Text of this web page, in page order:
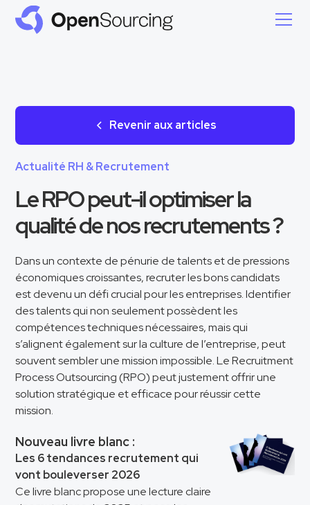
Revenir aux articles
Actualité RH & Recrutement
Le RPO peut-il optimiser la
qualité de nos recrutements ?
Dans un contexte de pénurie de talents et de pressions
économiques croissantes, recruter les bons candidats
est devenu un défi crucial pour les entreprises. Identifier
des talents qui non seulement possèdent les
compétences techniques nécessaires, mais qui
s’alignent également sur la culture de l’entreprise, peut
souvent sembler une mission impossible. Le Recruitment
Process Outsourcing (RPO) peut justement offrir une
solution stratégique et efficace pour réussir cette
mission.
Nouveau livre blanc :
Les 6 tendances recrutement qui
vont bouleverser 2026
Ce livre blanc propose une lecture claire